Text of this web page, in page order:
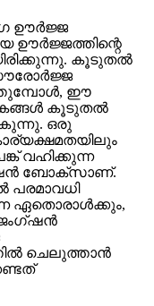
ഊർജ്ജ
ഊർജ്ജത്തിന്റെ
കൂടുതൽ
ഈ
കൂടുതൽ
ഒരു
വഹിക്കുന്ന
ബോക്സാണ്.
പരമാവധി
ഏതൊരാൾക്കും,
ചെലുത്താൻ